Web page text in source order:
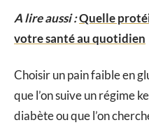
A lire aussi :Quelle
votre santé au quotidien
Choisir un pain faible en
que l’on suive un régime
diabète ou que l’on